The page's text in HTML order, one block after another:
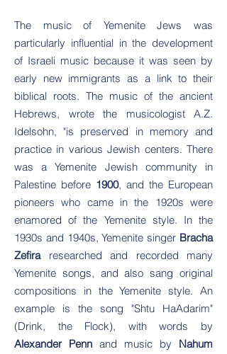
The music of Yemenite Jews was
particularly influential in the development
of Israeli music because it was seen by
early new immigrants as a link to their
biblical roots. The music of the ancient
Hebrews, wrote the musicologist A.Z.
Idelsohn, "is preserved in memory and
practice in various Jewish centers. There
was a Yemenite Jewish community in
Palestine before 1900, and the European
pioneers who came in the 1920s were
enamored of the Yemenite style. In the
1930s and 1940s, Yemenite singer Bracha
Zefiraresearched and recorded many
Yemenite songs, and also sang original
compositions in the Yemenite style. An
example is the song "Shtu HaAdarim"
(Drink, the Flock), with words by
Alexander Penn and music by Nahum